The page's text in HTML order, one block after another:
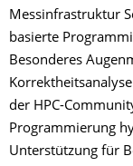
Messinfrastruktur
basierte
Besonderes
der HPC-
Programmierung
Unterstützung für